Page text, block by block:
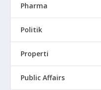
Pharma
Politik
Properti
Public Affairs